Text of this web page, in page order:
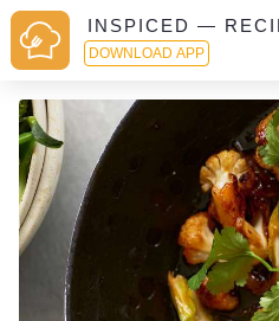
INSPICED —
DOWNLOAD APP